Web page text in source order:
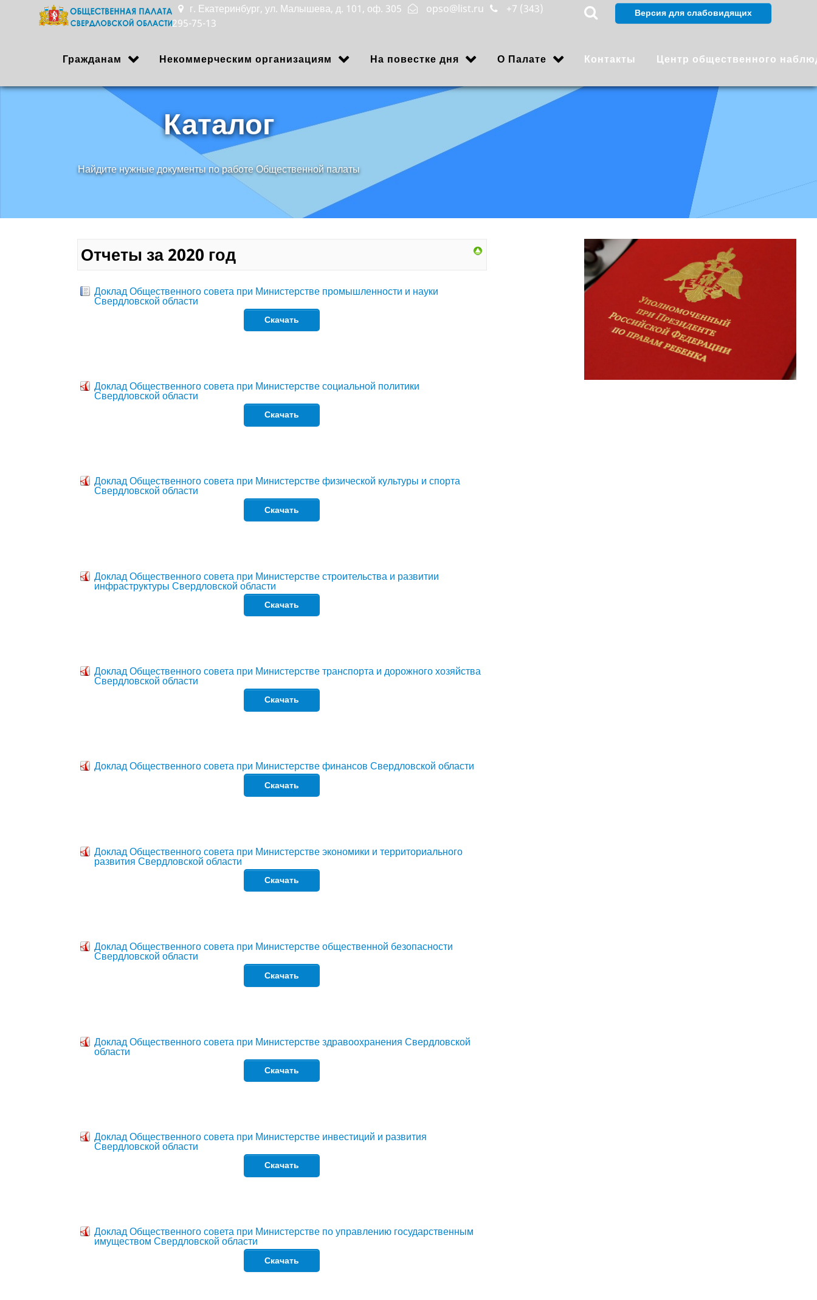
г. Екатеринбург, ул. Малышева, д. 101, оф. 305 opso@list.ru
+7 (343)
295-75-13
Гражданам Некоммерческим организациям На повестке дня О Палате Контакты Центр общественного
Каталог
Найдите нужные документы по работе Общественной палаты
Отчеты за 2020 год
Доклад Общественного совета при Министерстве промышленности и науки
Свердловской области
Скачать
Доклад Общественного совета при Министерстве социальной политики
Свердловской области
Скачать
Доклад Общественного совета при Министерстве физической культуры и спорта
Свердловской области
Скачать
Доклад Общественного совета при Министерстве строительства и развитии
инфраструктуры Свердловской области
Скачать
Доклад Общественного совета при Министерстве транспорта и дорожного хозяйства
Свердловской области
Скачать
Доклад Общественного совета при Министерстве финансов Свердловской области
Скачать
Доклад Общественного совета при Министерстве экономики и территориального
развития Свердловской области
Скачать
Доклад Общественного совета при Министерстве общественной безопасности
Свердловской области
Скачать
Доклад Общественного совета при Министерстве здравоохранения Свердловской
области
Скачать
Доклад Общественного совета при Министерстве инвестиций и развития
Свердловской области
Скачать
Доклад Общественного совета при Министерстве по управлению государственным
имуществом Свердловской области
Скачать